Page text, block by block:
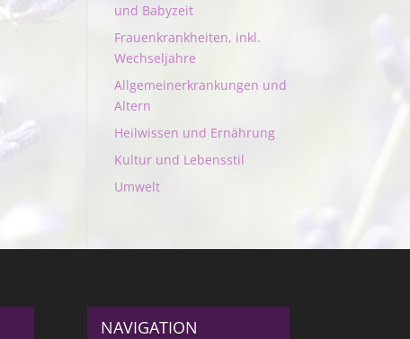
und Babyzeit
Frauenkrankheiten, inkl.
Wechseljahre
Allgemeinerkrankungen und
Altern
Heilwissen und Ernährung
Kultur und Lebensstil
Umwelt
NAVIGATION